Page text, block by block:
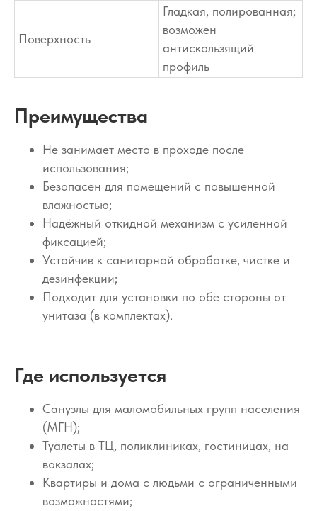
Поверхность
Гладкая, полированная;
возможен
антискользящий
профиль
Преимущества
Не занимает место в проходе после
использования;
Безопасен для помещений с повышенной
влажностью;
Надёжный откидной механизм с усиленной
фиксацией;
Устойчив к санитарной обработке, чистке и
дезинфекции;
Подходит для установки по обе стороны от
унитаза (в комплектах).
Где используется
Санузлы для маломобильных групп населения
(МГН);
Туалеты в ТЦ, поликлиниках, гостиницах, на
вокзалах;
Квартиры и дома с людьми с ограниченными
возможностями;